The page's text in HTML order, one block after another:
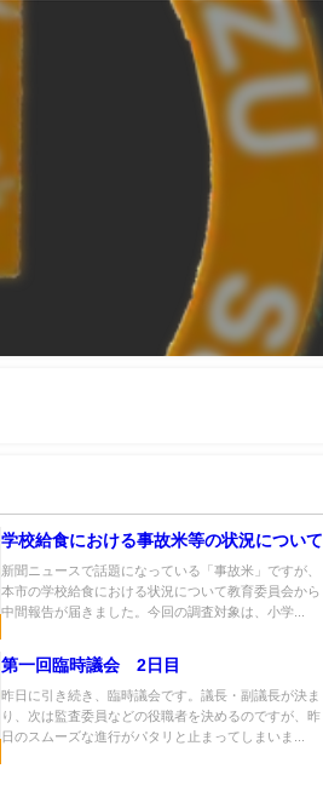
学校給食における事故米等の状況について
新聞ニュースで話題になっている「事故米」ですが、
本市の学校給食における状況について教育委員会から
中間報告が届きました。今回の調査対象は、小学...
第一回臨時議会 2日目
昨日に引き続き、臨時議会です。議長・副議長が決ま
り、次は監査委員などの役職者を決めるのですが、昨
日のスムーズな進行がパタリと止まってしまいま...